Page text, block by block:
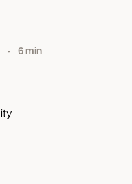
• 6 min